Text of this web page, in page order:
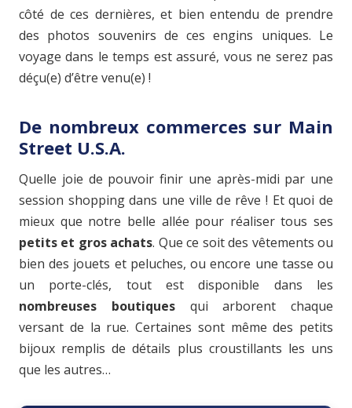
côté de ces dernières, et bien entendu de prendre
des photos souvenirs de ces engins uniques. Le
voyage dans le temps est assuré, vous ne serez pas
déçu(e) d’être venu(e) !
De nombreux commerces sur Main
Street U.S.A.
Quelle joie de pouvoir finir une après-midi par une
session shopping dans une ville de rêve ! Et quoi de
mieux que notre belle allée pour réaliser tous ses
petits et gros achats. Que ce soit des vêtements ou
bien des jouets et peluches, ou encore une tasse ou
un porte-clés, tout est disponible dans les
nombreuses boutiquesqui arborent chaque
versant de la rue. Certaines sont même des petits
bijoux remplis de détails plus croustillants les uns
que les autres…